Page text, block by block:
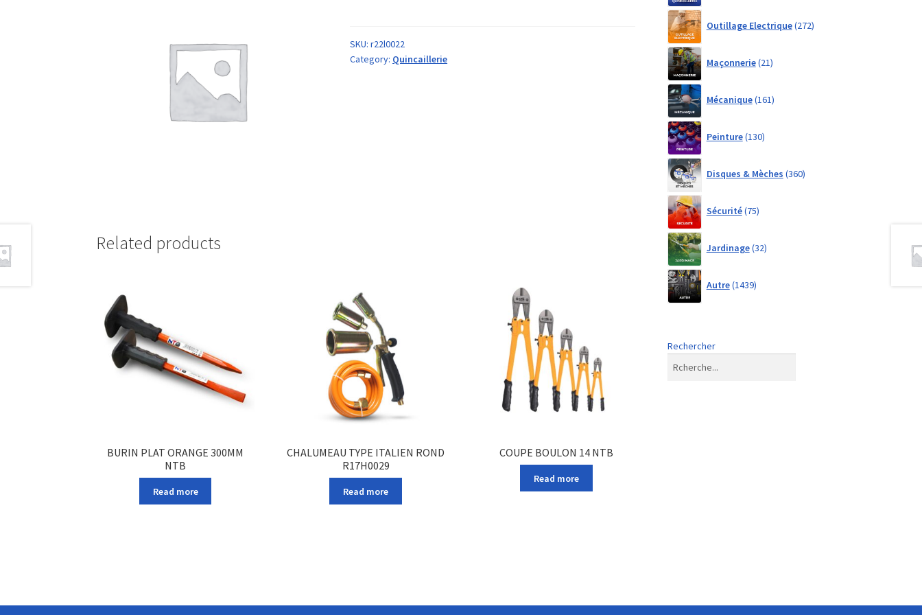
SKU:r22l0022
Category: Quincaillerie
Related products
BURIN PLAT ORANGE 300MM
NTB
Read more
CHALUMEAU TYPE ITALIEN ROND
R17H0029
Read more
COUPE BOULON 14 NTB
Read more
Outillage Electrique 272products
Maçonnerie 21products
Mécanique 161products
Peinture 130products
Disques & Mèches 360products
Sécurité 75products
Jardinage 32products
Autre 1439products
Rechercher